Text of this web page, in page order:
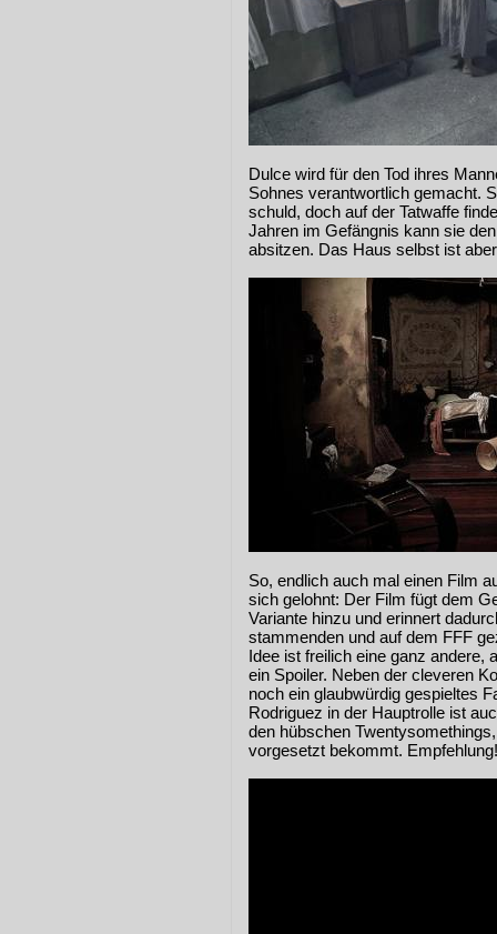
Dulce wird für den Tod ihres
Sohnes verantwortlich gemacht.
schuld, doch auf der Tatwaffe
Jahren im Gefängnis kann sie
absitzen. Das Haus selbst ist
So, endlich auch mal einen Film
sich gelohnt: Der Film fügt dem
Variante hinzu und erinnert
stammenden und auf dem FFF
Idee ist freilich eine ganz andere,
ein Spoiler. Neben der cleveren
noch ein glaubwürdig gespieltes
Rodriguez in der Hauptrolle ist
den hübschen
vorgesetzt bekommt. Empfehlung!